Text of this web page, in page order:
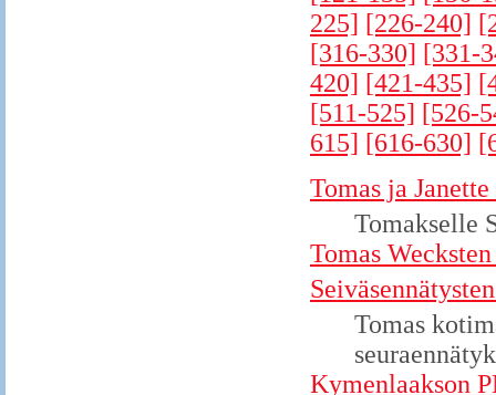
225] [226-240]
[316-330] [331-
420] [421-435]
[511-525] [526-
615] [616-630]
Tomas ja
Tomakselle
Tomas
Tomas
Kymenlaakson